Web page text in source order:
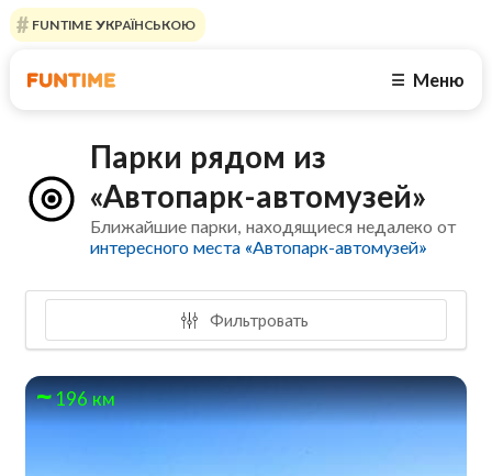
FUNTIME УКРАЇНСЬКОЮ
☰ Меню
Парки рядом из
«Автопарк-автомузей»
Ближайшие парки, находящиеся недалеко от
интересного места «Автопарк-автомузей»
Фильтровать
196 км